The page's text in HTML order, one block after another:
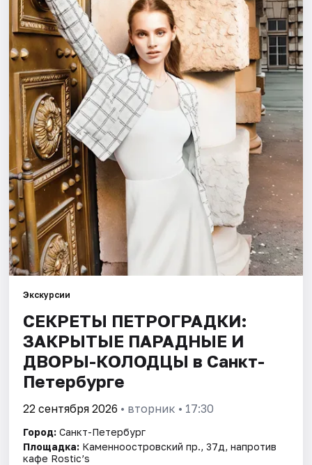
События
Города
Площадки
Артисты
Рейтинги
Экскурсии
СЕКРЕТЫ ПЕТРОГРАДКИ:
ЗАКРЫТЫЕ ПАРАДНЫЕ И
ДВОРЫ-КОЛОДЦЫ в Санкт-
Петербурге
22 сентября 2026 • вторник • 17:30
Город: Санкт-Петербург
Площадка: Каменноостровский пр., 37д, напротив
кафе Rostic’s